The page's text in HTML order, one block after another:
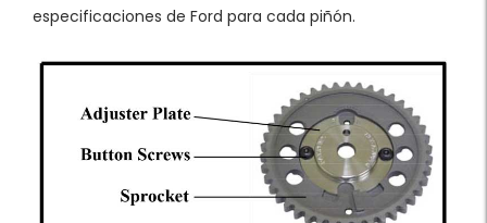
especificaciones de Ford para cada piñón.